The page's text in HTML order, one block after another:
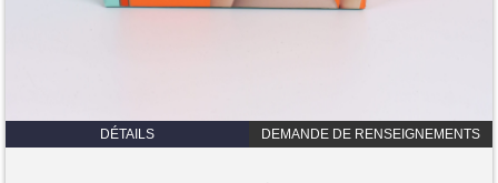
DÉTAILS DEMANDE DE RENSEIGNEMENTS